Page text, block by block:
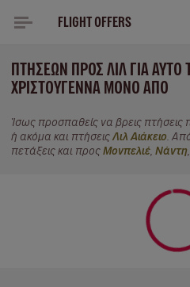
FLIGHT OFFERS
ΠΤΉΣΕΩΝ ΠΡΟΣ ΛΙΛ ΓΙΑ ΑΥΤΌ
ΧΡΙΣΤΟΎΓΕΝΝΑ ΜΌΝΟ ΑΠΌ
Ίσως προσπαθείς να βρεις πτήσεις
ή ακόμα και πτήσεις Λιλ Αιάκειο .
πετάξεις και προς Μονπελιέ Νάντη